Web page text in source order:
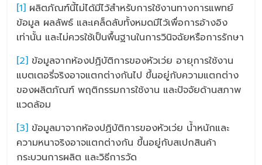
[1] ผลิตภัณฑ์นี้ไม่ได้มีไว้สำหรับการใช้งานทางการแพทย์
ข้อมูล ผลลัพธ์ และเคล็ดลับทั้งหมดมีไว้เพื่อการอ้างอิง
เท่านั้น และไม่ควรใช้เป็นพื้นฐานในการวินิจฉัยหรือการรักษา
[2] ข้อมูลจากห้องปฏิบัติการของหัวเว่ย อายุการใช้งาน
แบตเตอรี่จริงอาจแตกต่างกันไป ขึ้นอยู่กับความแตกต่าง
ของผลิตภัณฑ์ พฤติกรรมการใช้งาน และปัจจัยด้านสภาพ
แวดล้อม
[3] ข้อมูลมาจากห้องปฏิบัติการของหัวเว่ย น้ำหนักและ
ความหนาจริงอาจแตกต่างกัน ขึ้นอยู่กับสเปกสินค้า
กระบวนการผลิต และวิธีการวัด